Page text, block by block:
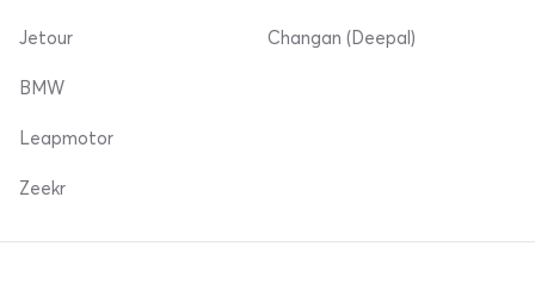
Jetour Changan (Deepal)
BMW
Leapmotor
Zeekr